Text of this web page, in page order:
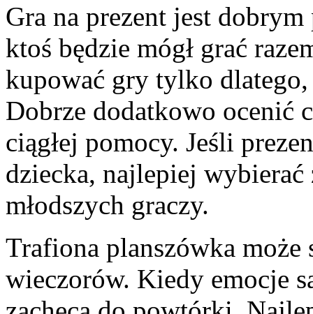
Gra na prezent jest
ktoś będzie mógł grać
kupować gry tylko
Dobrze dodatkowo ocenić
ciągłej pomocy. Jeśli
dziecka, najlepiej
młodszych graczy.
Trafiona planszówka może
wieczorów. Kiedy emocje